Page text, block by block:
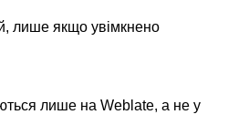
лише якщо увімкнено
лише на Weblate, а не у